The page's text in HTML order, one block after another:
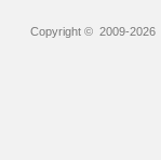
Copyright © 2009-2026